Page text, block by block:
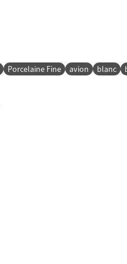
Porcelaine Fine avion blanc